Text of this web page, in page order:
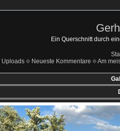
Ein Querschnitt durch
Uploads Neueste Kommentare Am